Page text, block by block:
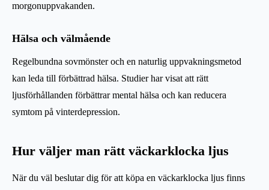
morgonuppvakanden.
Hälsa och välmående
Regelbundna sovmönster och en naturlig uppvakningsmetod
kan leda till förbättrad hälsa. Studier har visat att rätt
ljusförhållanden förbättrar mental hälsa och kan reducera
symtom på vinterdepression.
Hur väljer man rätt väckarklocka ljus
När du väl beslutar dig för att köpa en väckarklocka ljus finns